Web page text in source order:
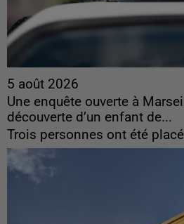
5 août 2026
Une enquête ouverte à
découverte d’un enfant de...
Trois personnes ont été